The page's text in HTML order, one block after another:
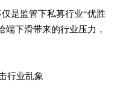
是监管下私募行业“优胜
端下滑带来的行业压力，
行业乱象